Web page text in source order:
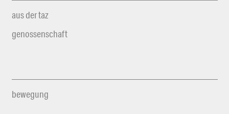
aus der taz
genossenschaft
bewegung